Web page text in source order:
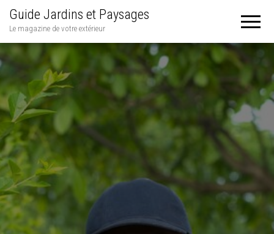
Guide Jardins et Paysages
Le magazine de votre extérieur